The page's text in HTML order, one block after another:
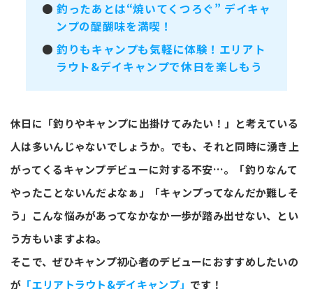
●釣ったあとは“焼いてくつろぐ” デイキャ
ンプの醍醐味を満喫！
●釣りもキャンプも気軽に体験！エリアト
ラウト&デイキャンプで休日を楽しもう
休日に「釣りやキャンプに出掛けてみたい！」と考えている
人は多いんじゃないでしょうか。でも、それと同時に湧き上
がってくるキャンプデビューに対する不安…。「釣りなんて
やったことないんだよなぁ」「キャンプってなんだか難しそ
う」こんな悩みがあってなかなか一歩が踏み出せない、とい
う方もいますよね。
そこで、ぜひキャンプ初心者のデビューにおすすめしたいの
が 「エリアトラウト&デイキャンプ」 です！